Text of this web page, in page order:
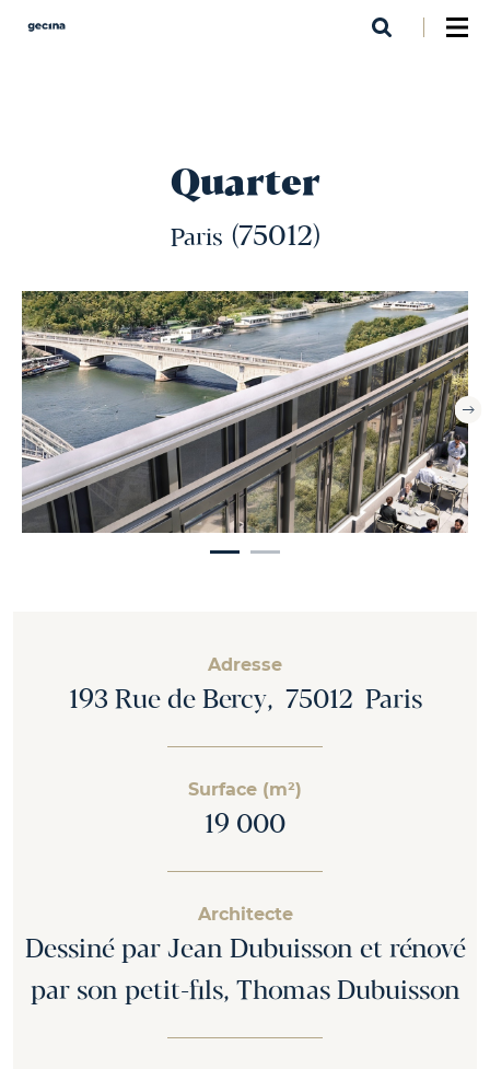
contenu
Quarter
Paris (75012)
Adresse
193 Rue de Bercy, 75012 Paris
Surface (m²)
19 000
Architecte
Dessiné par Jean Dubuisson et rénové
par son petit-fils, Thomas Dubuisson